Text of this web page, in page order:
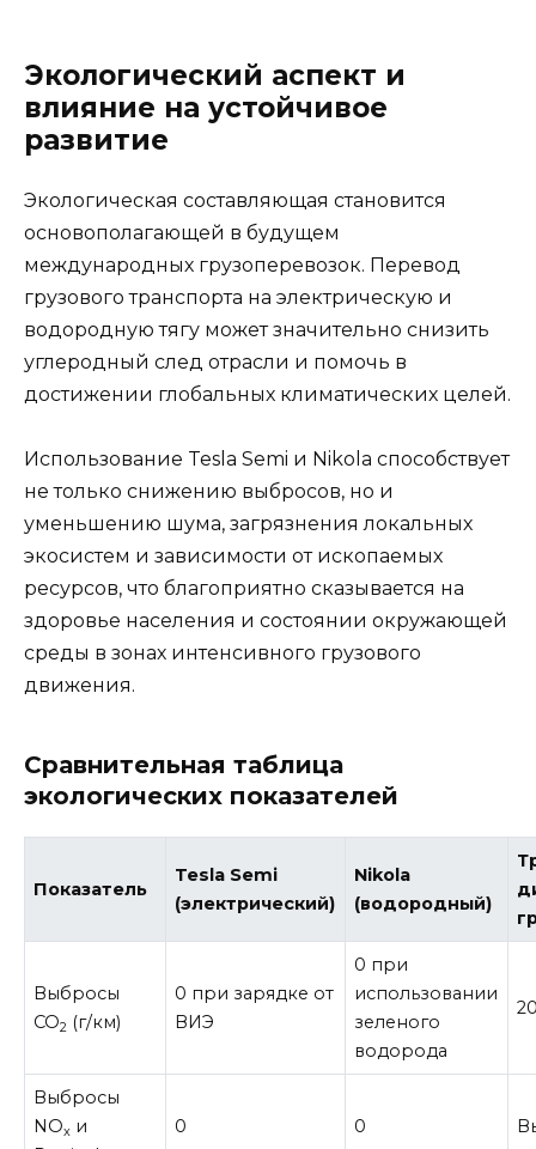
Экологический аспект и
влияние на устойчивое
развитие
Экологическая составляющая становится
основополагающей в будущем
международных грузоперевозок. Перевод
грузового транспорта на электрическую и
водородную тягу может значительно снизить
углеродный след отрасли и помочь в
достижении глобальных климатических целей.
Использование Tesla Semi и Nikola способствует
не только снижению выбросов, но и
уменьшению шума, загрязнения локальных
экосистем и зависимости от ископаемых
ресурсов, что благоприятно сказывается на
здоровье населения и состоянии окружающей
среды в зонах интенсивного грузового
движения.
Сравнительная таблица
экологических показателей
Показатель
Tesla Semi
(электрический)
Nikola
(водородный)
Выбросы
CO2 (г/км)
0 при зарядке от
ВИЭ
0 при
использовании
зеленого
водорода
Выбросы
NOx и
0 0